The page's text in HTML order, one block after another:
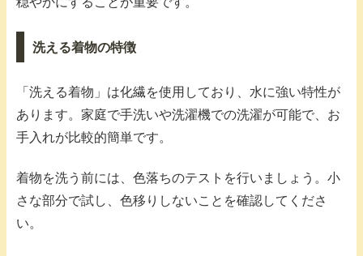
洗える着物の特徴
「洗える着物」は化繊を使用しており、水に強い特性が
あります。家庭で手洗いや洗濯機での洗濯が可能で、お
手入れが比較的簡単です。
着物を洗う前には、色落ちのテストを行いましょう。小
さな部分で試し、色移りしないことを確認してくださ
い。